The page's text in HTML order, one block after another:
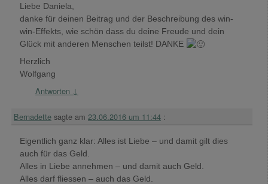
Liebe Daniela,
danke für deinen Beitrag und der Beschreibung des win-
win-Effekts, wie schön dass du deine Freude und dein
Glück mit anderen Menschen teilst! DANKE
Herzlich
Wolfgang
Antworten ↓
Bernadette sagte am 23.06.2016 um 11:44 :
Eigentlich ganz klar: Alles ist Liebe – und damit gilt dies
auch für das Geld.
Alles in Liebe annehmen – und damit auch Geld.
Alles darf fliessen – auch das Geld.